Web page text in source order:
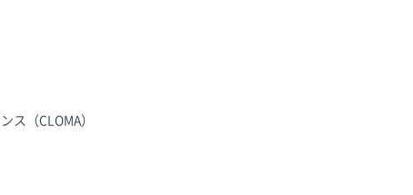
ス（CLOMA）